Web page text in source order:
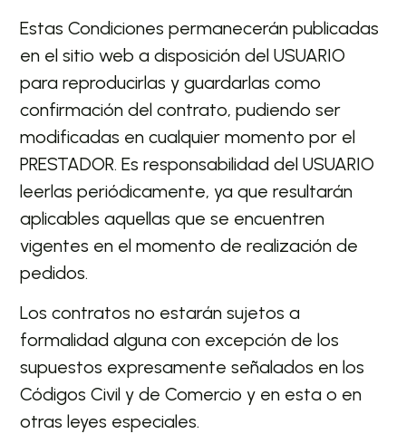
Estas Condiciones permanecerán publicadas
en el sitio web a disposición del USUARIO
para reproducirlas y guardarlas como
confirmación del contrato, pudiendo ser
modificadas en cualquier momento por el
PRESTADOR. Es responsabilidad del USUARIO
leerlas periódicamente, ya que resultarán
aplicables aquellas que se encuentren
vigentes en el momento de realización de
pedidos.
Los contratos no estarán sujetos a
formalidad alguna con excepción de los
supuestos expresamente señalados en los
Códigos Civil y de Comercio y en esta o en
otras leyes especiales.